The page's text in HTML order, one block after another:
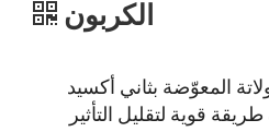
الكربون
المعوّضة بثاني أكسيد
قوية لتقليل التأثير